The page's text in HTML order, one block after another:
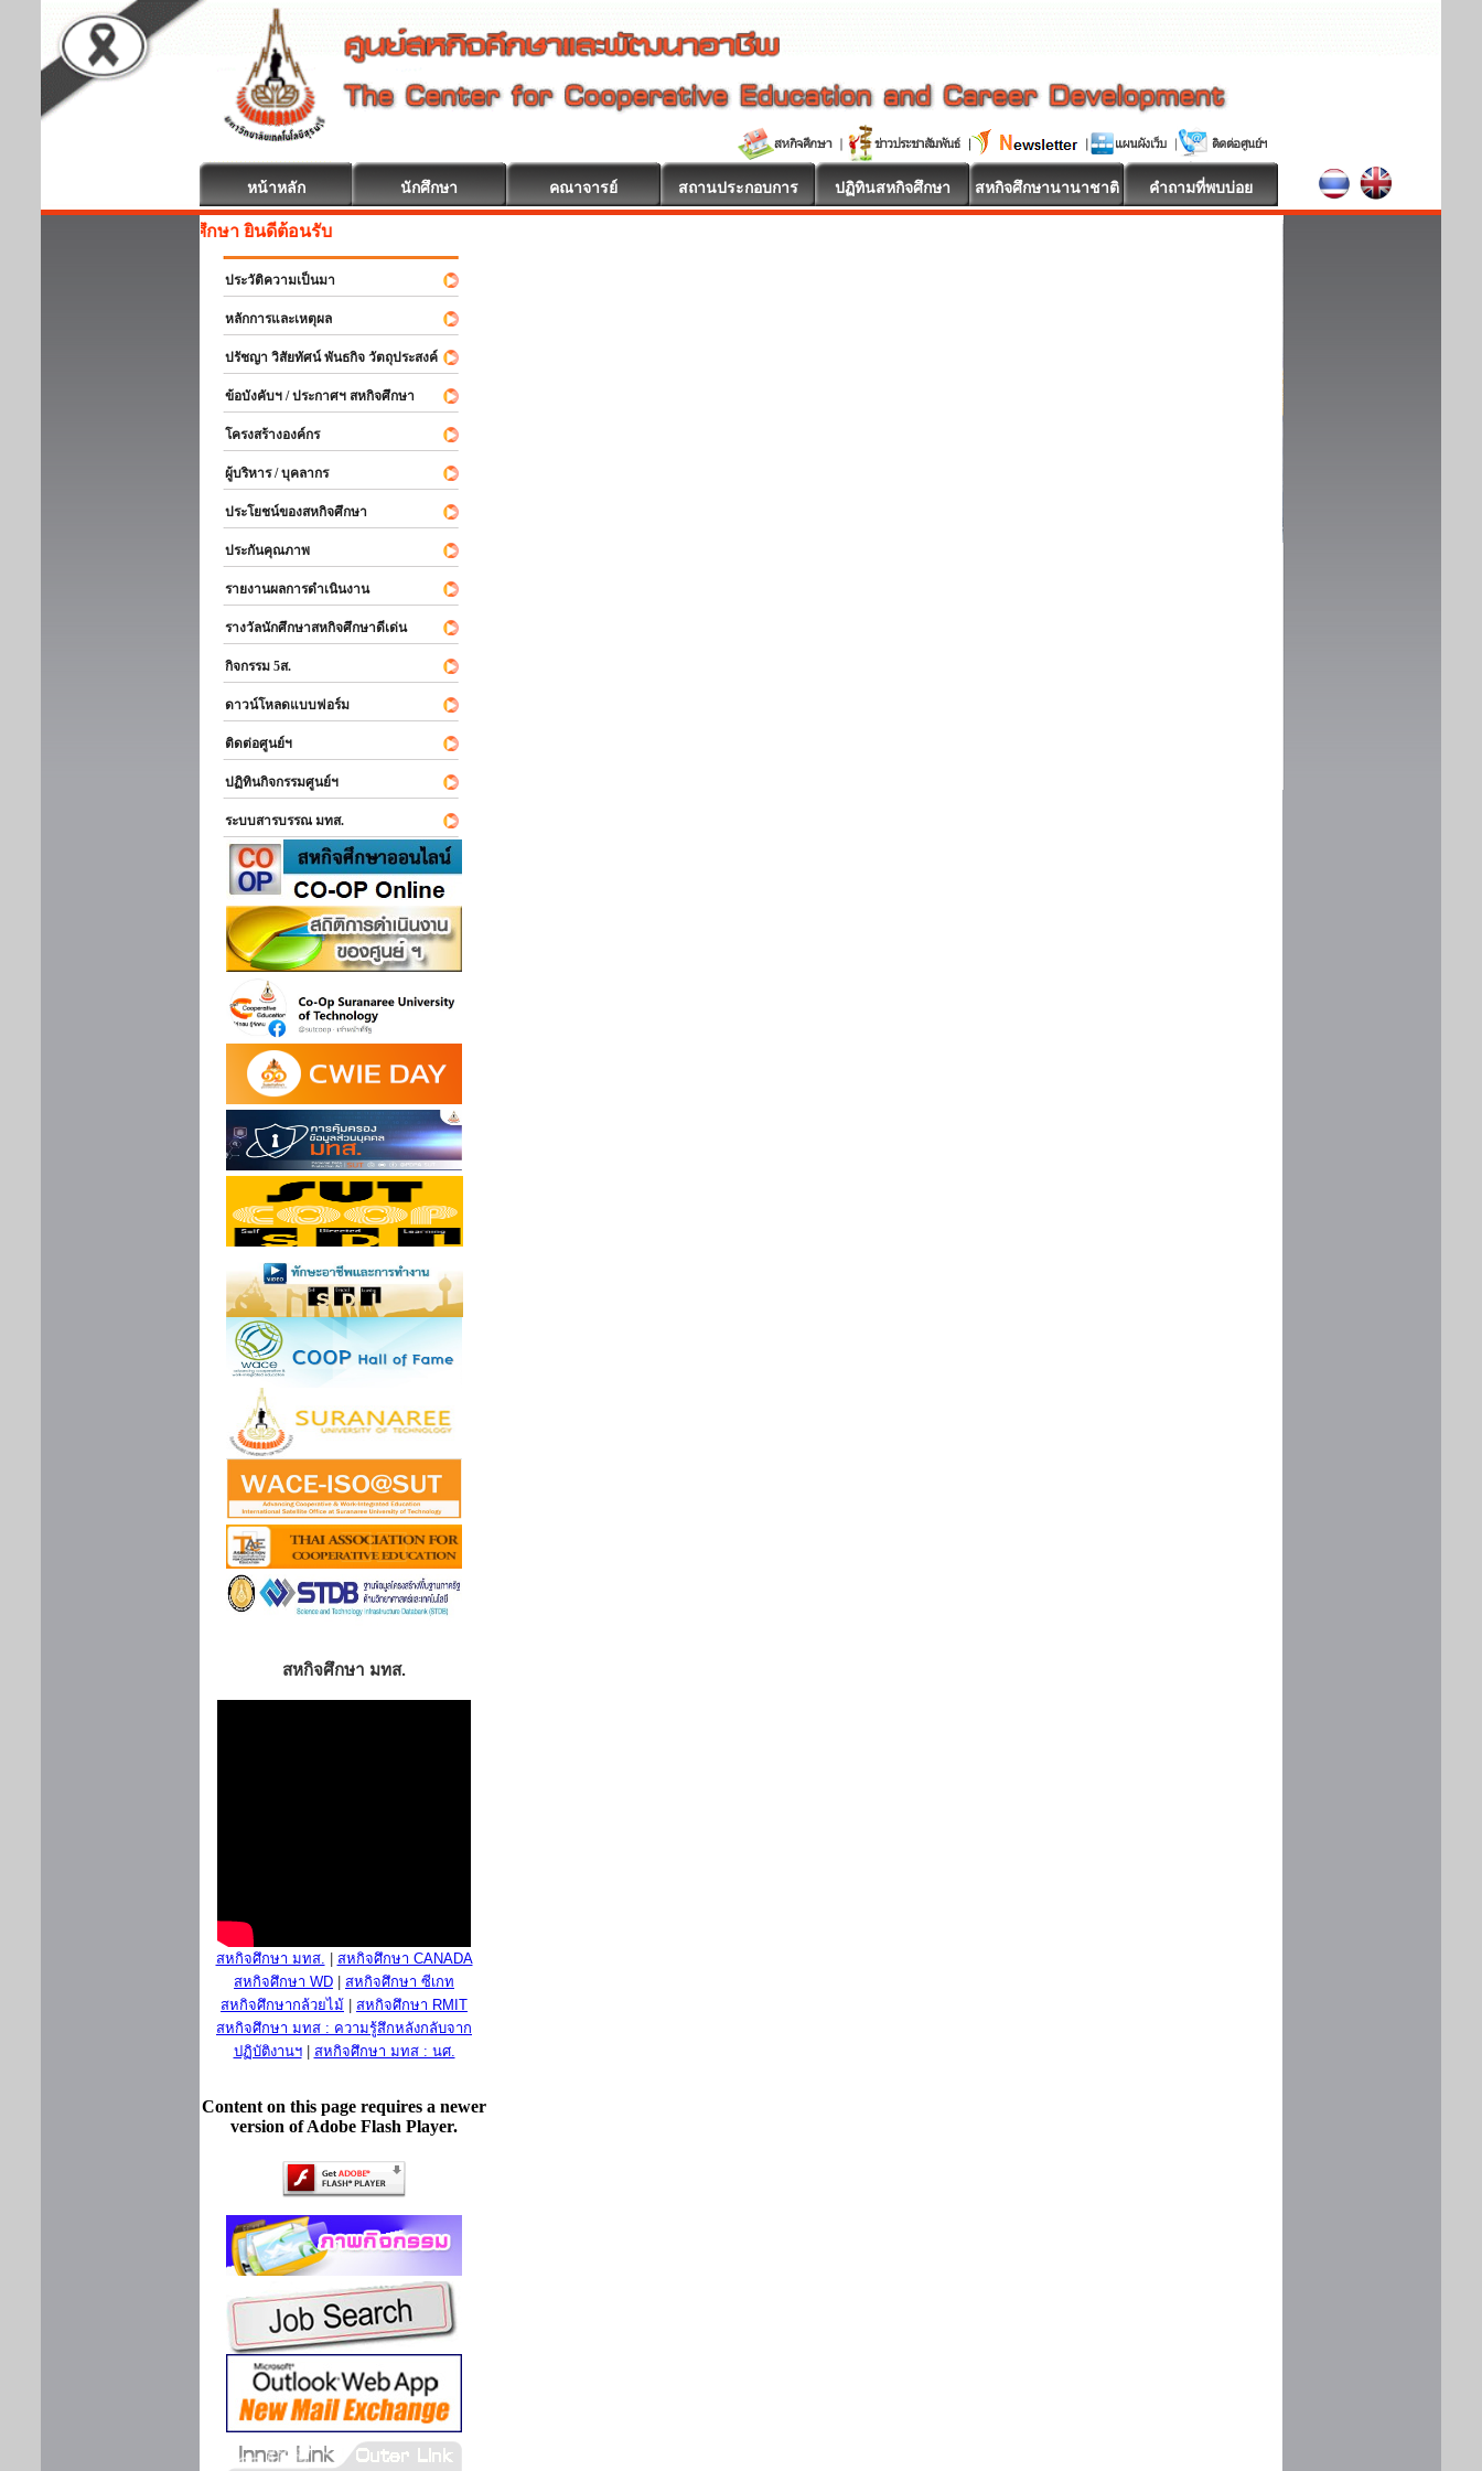
หน้าหลัก นักศึกษา คณาจารย์ สถานประกอบการ ปฏิทินสหกิจศึกษา สหกิจศึกษานานาชาติ คำถามที่พบบ่อย
สหกิจศึกษา ยินดีต้อนรับ
ประวัติความเป็นมา
หลักการและเหตุผล
ปรัชญา วิสัยทัศน์ พันธกิจ วัตถุประสงค์
ข้อบังคับฯ / ประกาศฯ สหกิจศึกษา
โครงสร้างองค์กร
ผู้บริหาร / บุคลากร
ประโยชน์ของสหกิจศึกษา
ประกันคุณภาพ
รายงานผลการดำเนินงาน
รางวัลนักศึกษาสหกิจศึกษาดีเด่น
กิจกรรม 5ส.
ดาวน์โหลดแบบฟอร์ม
ติดต่อศูนย์ฯ
ปฏิทินกิจกรรมศูนย์ฯ
ระบบสารบรรณ มทส.
สหกิจศึกษา มทส.
สหกิจศึกษา มทส.
สหกิจศึกษา CANADA
สหกิจศึกษา WD
สหกิจศึกษา ซีเกท
สหกิจศึกษากล้วยไม้
สหกิจศึกษา RMIT
สหกิจศึกษา มทส : ความรู้สึกหลังกลับจาก
ปฏิบัติงานฯ| สหกิจศึกษา มทส : นศ.
Content on this page requires a newer
version of Adobe Flash Player.